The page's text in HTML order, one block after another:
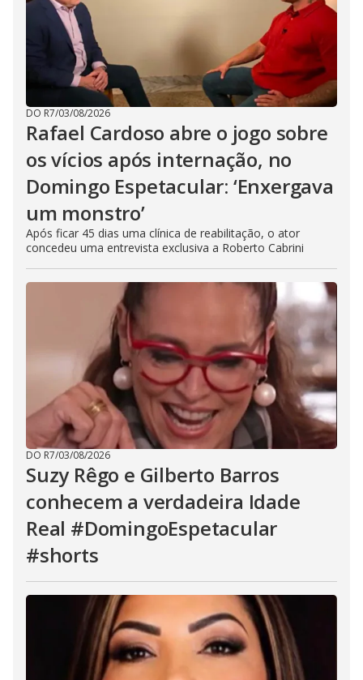
DO R7/03/08/2026
Rafael Cardoso abre o jogo sobre
os vícios após internação, no
Domingo Espetacular: ‘Enxergava
um monstro’
Após ficar 45 dias uma clínica de reabilitação, o ator
concedeu uma entrevista exclusiva a Roberto Cabrini
DO R7/03/08/2026
Suzy Rêgo e Gilberto Barros
conhecem a verdadeira Idade
Real #DomingoEspetacular
#shorts